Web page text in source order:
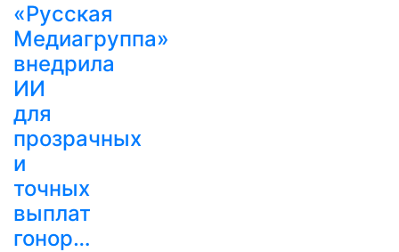
«Русская
Медиагруппа»
внедрила
ИИ
для
прозрачных
и
точных
выплат
гонор…